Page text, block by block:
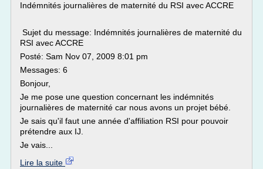
Indémnités journalières de maternité du RSI avec ACCRE
Sujet du message: Indémnités journalières de maternité du
RSI avec ACCRE
Posté: Sam Nov 07, 2009 8:01 pm
Messages: 6
Bonjour,
Je me pose une question concernant les indémnités
journalières de maternité car nous avons un projet bébé.
Je sais qu'il faut une année d'affiliation RSI pour pouvoir
prétendre aux IJ.
Je vais...
Lire la suite